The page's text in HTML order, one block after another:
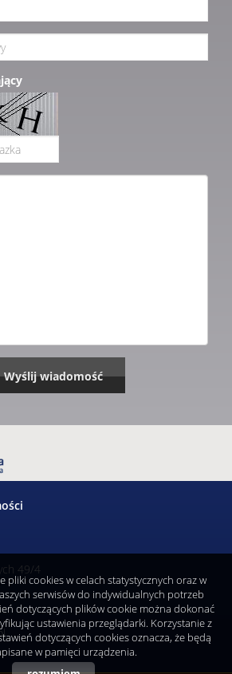
49/4
pliki cookies w celach statystycznych oraz w
serwisów do indywidualnych potrzeb
dotyczących plików cookie można dokonać
ustawienia przeglądarki. Korzystanie z
dotyczących cookies oznacza, że będą
w pamięci urządzenia.